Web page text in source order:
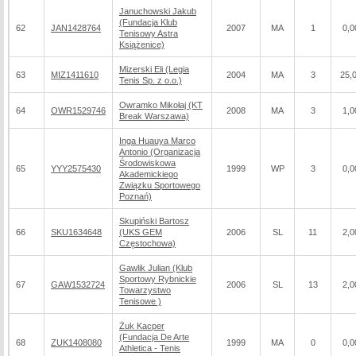
62 JAN1428764
Januchowski Jakub
(Fundacja Klub
Tenisowy Astra
Książenice)
2007 MA 1
63 MIZ1411610
Mizerski Eli (Legia
Tenis Sp. z o.o.)
2004 MA 3
64 OWR1529746
Owramko Mikołaj (KT
Break Warszawa)
2008 MA 3
65 YYY2575430
Inga Huauya Marco
Antonio (Organizacja
Środowiskowa
Akademickiego
Związku Sportowego
Poznań)
1999 WP 3
66 SKU1634648
Skupiński Bartosz
(UKS GEM
Częstochowa)
2006 SL 11
67 GAW1532724
Gawlik Julian (Klub
Sportowy Rybnickie
Towarzystwo
Tenisowe )
2006 SL 13
68 ZUK1408080
Żuk Kacper
(Fundacja De Arte
Athletica - Tenis
1999 MA 0